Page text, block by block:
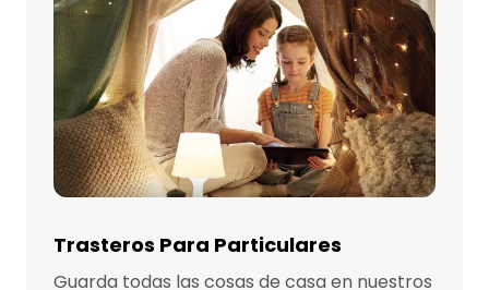
Trasteros Para Particulares
Guarda todas las cosas de casa en nuestros